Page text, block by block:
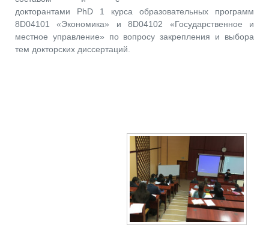
докторантами PhD 1 курса образовательных программ
8D04101 «Экономика» и 8D04102 «Государственное и
местное управление» по вопросу закрепления и выбора
тем докторских диссертаций.